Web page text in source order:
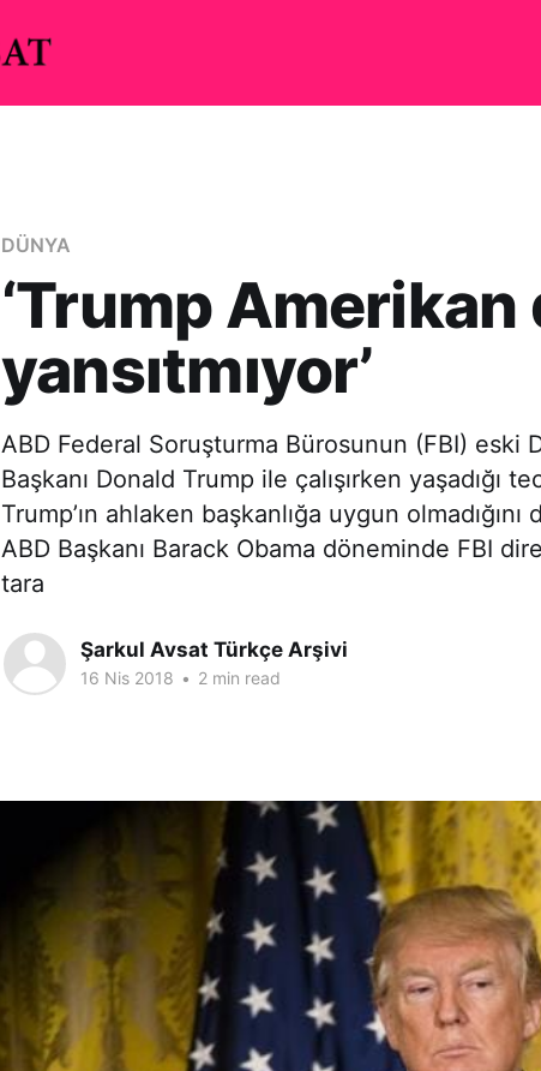
DÜNYA
‘Trump
yansıtmıyor’
ABD Federal Soruşturma Bürosunun (FBI) eski
Başkanı Donald Trump ile çalışırken yaşadığı
Trump’ın ahlaken başkanlığa uygun
ABD Başkanı Barack Obama döneminde FBI
tara
Şarkul Avsat Türkçe Arşivi
16 Nis 2018 • 2 min read